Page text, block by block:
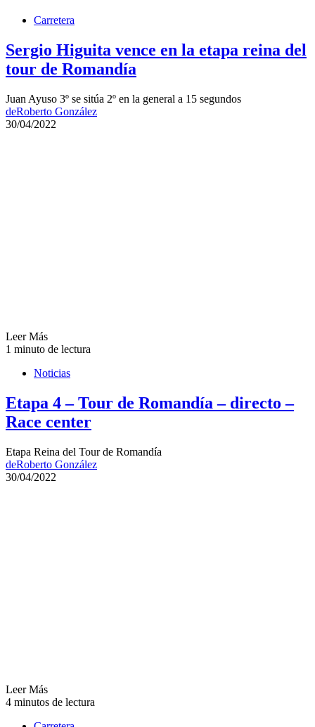
Carretera
Sergio Higuita vence en la etapa reina del
tour de Romandía
Juan Ayuso 3º se sitúa 2º en la general a 15 segundos
deRoberto González
30/04/2022
Leer Más
1 minuto de lectura
Noticias
Etapa 4 – Tour de Romandía – directo –
Race center
Etapa Reina del Tour de Romandía
deRoberto González
30/04/2022
Leer Más
4 minutos de lectura